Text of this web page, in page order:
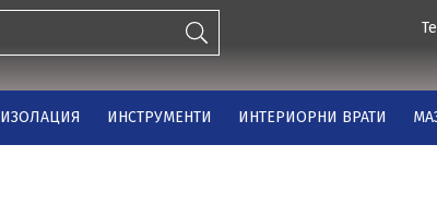
ИЗОЛАЦИЯ ИНСТРУМЕНТИ ИНТЕРИОРНИ ВРАТИ